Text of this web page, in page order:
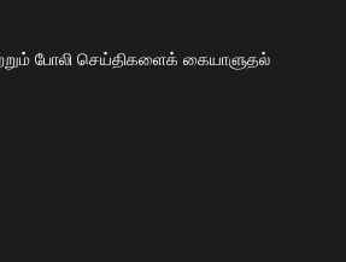
போலி செய்திகளைக் கையாளுதல்